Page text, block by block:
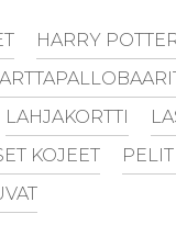
HARRY
LAHJAKORTTI
KOJEET